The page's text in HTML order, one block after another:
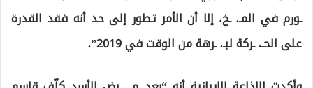
ـورم في المـ. ـخ، إلا أن الأمر تطور إلى حد أنه فقد القدرة
على الحـ. ـركة لبـ. ـرهة من الوقت في 2019”.